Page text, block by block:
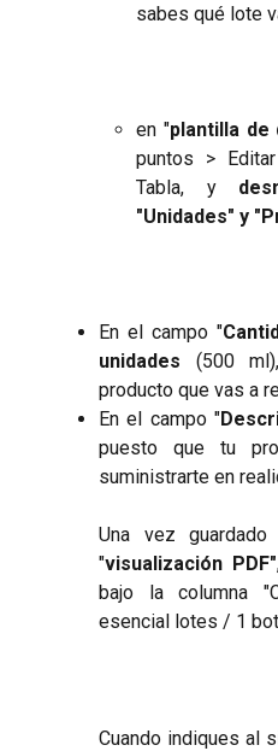
sabes qué lote
en "plantilla de
puntos >
Tabla, y
"Unidades" y
En el campo "
unidades (500
producto que vas a
En el campo "
puesto que tu
suministrarte en
Una vez
"visualización PDF"
bajo la columna
esencial lotes / 1
Cuando indiques al